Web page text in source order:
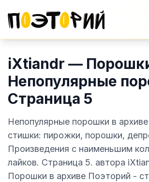
iXtiandr —
Непопулярные
Страница 5
Непопулярные порошки в
стишки: пирожки, порошки,
Произведения с наименьшим
лайков. Страница 5. автора
Порошки в архиве Поэторий -